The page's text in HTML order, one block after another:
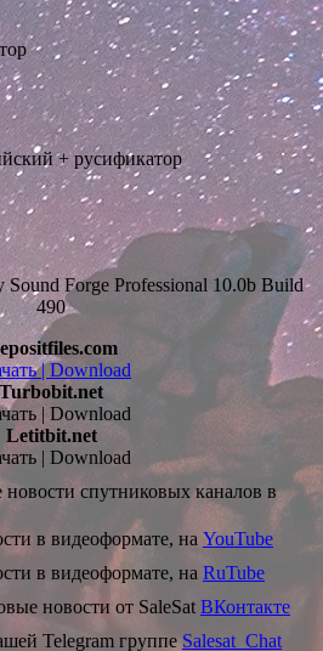
+ русификатор
Sound Forge Professional 10.0b Build
490
| Download
Turbobit.net
| Download
Letitbit.net
| Download
спутниковых каналов в
в видеоформате, на YouTube
в видеоформате, на RuTube
новости от SaleSat ВКонтакте
Telegram группеSalesat_Chat